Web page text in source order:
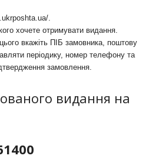
хочете отримувати видання.
вкажіть ПІБ замовника, поштову
періодику, номер телефону та
замовлення.
видання на